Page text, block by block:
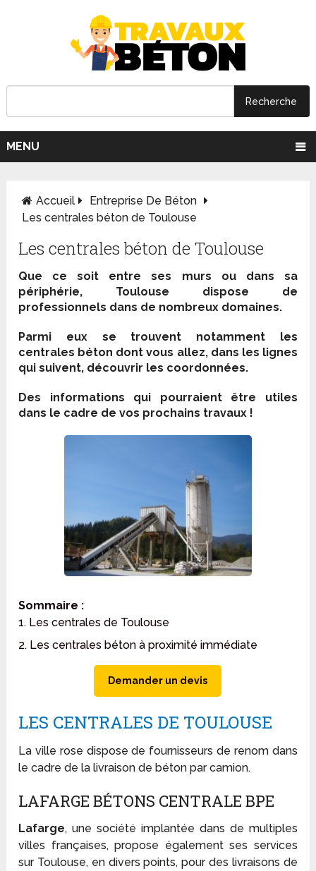
MENU
Accueil
Entreprise De Béton
Les centrales béton de Toulouse
Les centrales béton de Toulouse
Que ce soit entre ses murs ou dans sa
périphérie, Toulouse dispose de
professionnels dans de nombreux domaines.
Parmi eux se trouvent notamment les
centrales béton dont vous allez, dans les lignes
qui suivent, découvrir les coordonnées.
Des informations qui pourraient être utiles
dans le cadre de vos prochains travaux !
Sommaire :
1. Les centrales de Toulouse
2. Les centrales béton à proximité immédiate
Demander un devis
LES CENTRALES DE TOULOUSE
La ville rose dispose de fournisseurs de renom dans
le cadre de la livraison de béton par camion.
LAFARGE BÉTONS CENTRALE BPE
Lafarge, une société implantée dans de multiples
villes françaises, propose également ses services
sur Toulouse, en divers points, pour des livraisons de